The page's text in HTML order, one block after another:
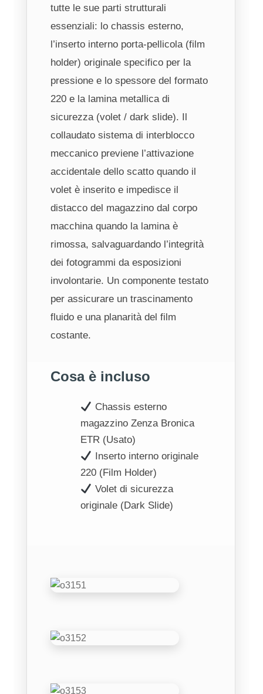
tutte le sue parti strutturali
essenziali: lo chassis esterno,
l’inserto interno porta-pellicola (film
holder) originale specifico per la
pressione e lo spessore del formato
220 e la lamina metallica di
sicurezza (volet / dark slide). Il
collaudato sistema di interblocco
meccanico previene l’attivazione
accidentale dello scatto quando il
volet è inserito e impedisce il
distacco del magazzino dal corpo
macchina quando la lamina è
rimossa, salvaguardando l’integrità
dei fotogrammi da esposizioni
involontarie. Un componente testato
per assicurare un trascinamento
fluido e una planarità del film
costante.
Cosa è incluso
Chassis esterno
magazzino Zenza Bronica
ETR (Usato)
Inserto interno originale
220 (Film Holder)
Volet di sicurezza
originale (Dark Slide)